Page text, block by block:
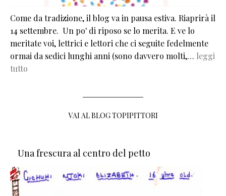
Come da tradizione, il blog va in pausa estiva. Riaprirà il
14 settembre. Un po' di riposo se lo merita. E ve lo
meritate voi, lettrici e lettori che ci seguite fedelmente
ormai da sedici lunghi anni (sono davvero molti,… leggi
tutto
VAI AL BLOG TOPIPITTORI
Una frescura al centro del petto